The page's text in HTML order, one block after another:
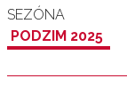
SEZÓNA
PODZIM 2025